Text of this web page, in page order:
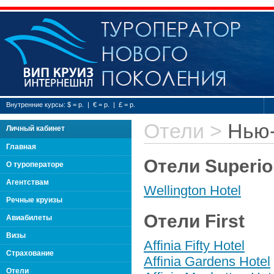
Туроператор нового
Внутренние курсы: $ = р. | € = р. | £ = р.
Личный кабинет
Главная
О туроператоре
Агентствам
Речные круизы
Авиабилеты
Визы
Страхование
Отели
Отели >
Отели
Wellington Hotel
Отели First
Affinia Fifty Hotel
Affinia Gardens Hotel